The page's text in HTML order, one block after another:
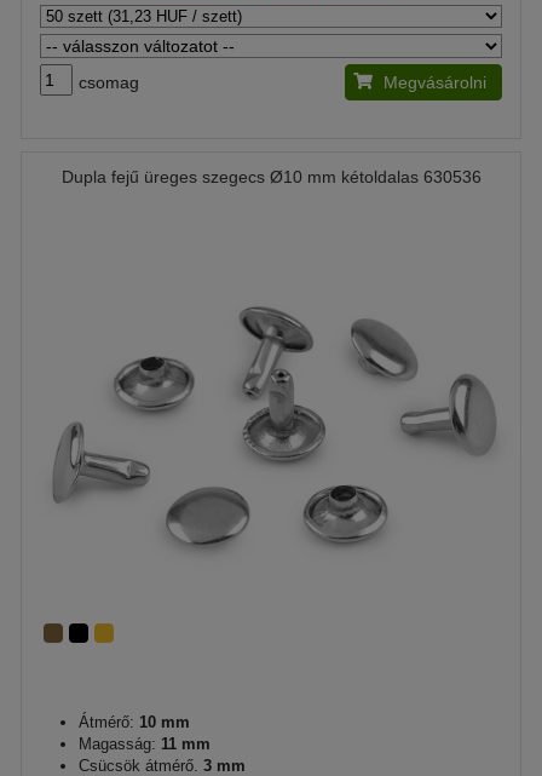
csomag Megvásárolni
Dupla fejű üreges szegecs Ø10 mm kétoldalas 630536
Átmérő: 10 mm
Magasság: 11 mm
Csücsök átmérő. 3 mm